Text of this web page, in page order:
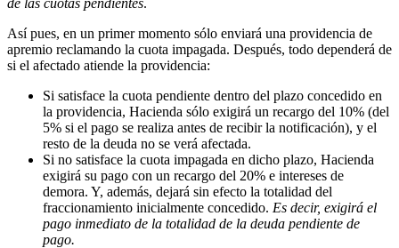
Así pues, en un primer momento sólo enviará una providencia de
apremio reclamando la cuota impagada. Después, todo dependerá de
si el afectado atiende la providencia:
Si satisface la cuota pendiente dentro del plazo concedido en
la providencia, Hacienda sólo exigirá un recargo del 10% (del
5% si el pago se realiza antes de recibir la notificación), y el
resto de la deuda no se verá afectada.
Si no satisface la cuota impagada en dicho plazo, Hacienda
exigirá su pago con un recargo del 20% e intereses de
demora. Y, además, dejará sin efecto la totalidad del
fraccionamiento inicialmente concedido. Es decir, exigirá el
pago inmediato de la totalidad de la deuda pendiente de
pago.